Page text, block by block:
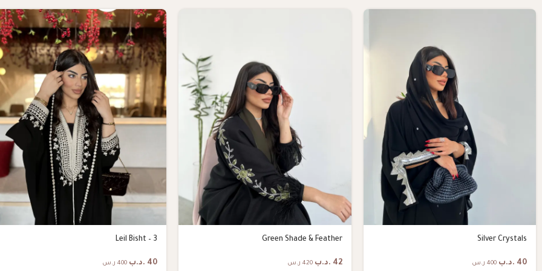
Silver Crystals
40 .د.ب 400 ر.س
Green Shade & Feather
42 .د.ب 420 ر.س
Leil Bisht – 3
40 .د.ب 400 ر.س